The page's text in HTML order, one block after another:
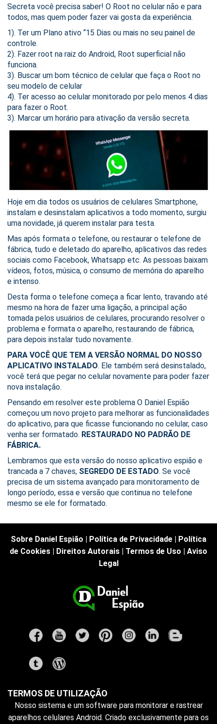
Secreta você precisa saber! O Root no celular não e para
todos, mas quem poder fazer vai gosta da experiência.
1). Ter um Plano ativo “15 Dias ou mais no seu painel de
controle.
2). Fazer root na raiz do Android, Root superficial não
funciona.
3). Buscar um bom técnico de celular que faça o Root no
seu modelo de celular
4). Ter acesso ao celular monitorado por pelo menos 4 dias
para fazer o Root.
3). Marcar um horário para ativação da versão secreta.
Hoje em dia todos os usuários de celulares Smartphone,
instalam e desinstalam aplicativos a todo momento, surgiu
uma novidade, já querem instalar para testa.
Mas após formata o telefone, ou restaurar o telefone de
fábrica, tudo e deletado do aparelho, aplicativos das redes
sociais como Facebook, Whatsapp etc. As pessoas baixam
vídeos, fotos, música, o consumo de memória do aparelho
e intenso.
Desta forma o telefone começa a ficar lento, travando até
mesmo na hora de fazer uma ligação, a principal ação
tomada pelos usuários de celulares, procurando resolver o
problema e formata o aparelho, restaurando de fábrica,
para depois instalar tudo novamente.
PARA VOCÊ QUE TEM A VERSÃO NORMAL DO NOSSO
APLICATIVO INSTALADO. Ele também será desinstalado,
você terá que pegar no celular novamente para poder fazer
nova instalação.
Pensando em resolver este problema O Daniel Espião
começou um novo projeto para melhorar as funcionalidades
do aplicativo, para que ficasse funcionando no celular, caso
venha ser formatado. RESTAURADO NO PADRÃO DE
FÁBRICA.
Lembramos que esta versão do nosso aplicativo espião e
trancada a 7 chaves, SEGREDO DE ESTADO. Se você
precisa de um sistema avançado para monitoramento de
longo período, essa e versão que continua no telefone
mesmo se ele for formatado.
Sobre Daniel Espião | Política de Privacidade | Política
de Cookies | Direitos Autorais | Termos de Uso | Aviso
Legal
TERMOS DE UTILIZAÇÃO
Nosso sistema e um software para monitorar e rastrear
aparelhos celulares Android. Criado exclusivamente para os